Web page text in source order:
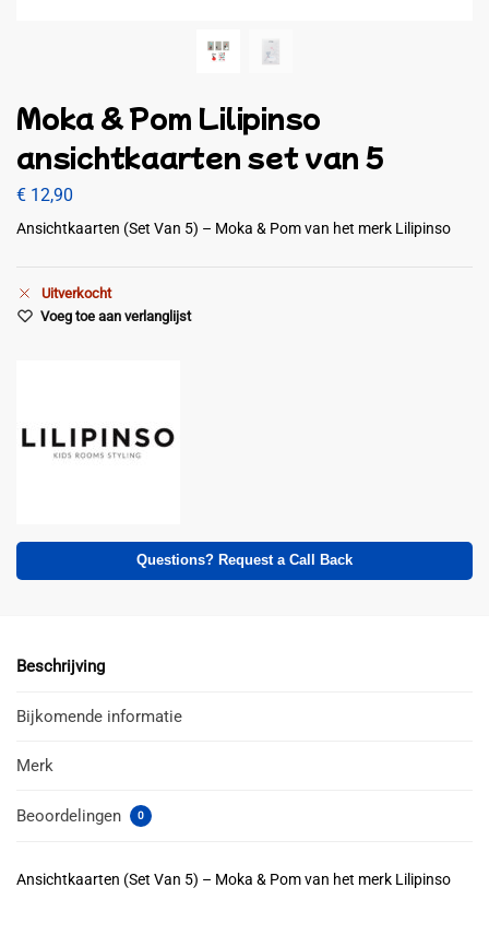
Moka & Pom Lilipinso
ansichtkaarten set van 5
€ 12,90
Ansichtkaarten (Set Van 5) – Moka & Pom van het merk Lilipinso
Uitverkocht
Voeg toe aan verlanglijst
Questions? Request a Call Back
Beschrijving
Bijkomende informatie
Merk
Beoordelingen 0
Ansichtkaarten (Set Van 5) – Moka & Pom van het merk Lilipinso